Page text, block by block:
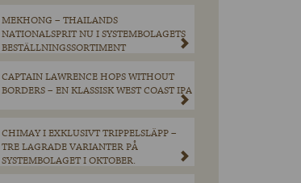
MEKHONG – THAILANDS
NATIONALSPRIT NU I SYSTEMBOLAGETS
BESTÄLLNINGSSORTIMENT
CAPTAIN LAWRENCE HOPS WITHOUT
BORDERS – EN KLASSISK WEST COAST IPA
CHIMAY I EXKLUSIVT TRIPPELSLÄPP –
TRE LAGRADE VARIANTER PÅ
SYSTEMBOLAGET I OKTOBER.